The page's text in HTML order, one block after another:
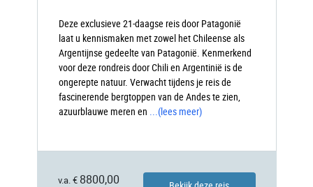
Deze exclusieve 21-daagse reis door Patagonië
laat u kennismaken met zowel het Chileense als
Argentijnse gedeelte van Patagonië. Kenmerkend
voor deze rondreis door Chili en Argentinië is de
ongerepte natuur. Verwacht tijdens je reis de
fascinerende bergtoppen van de Andes te zien,
azuurblauwe meren en ...(lees meer)
v.a. € 8800,00